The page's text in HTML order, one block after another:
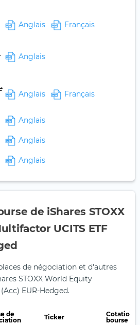
Anglais Français
Anglais
Anglais Français
Anglais
Anglais
Anglais
de iShares STOXX
UCITS ETF
de négociation et d'autres
STOXX World Equity
EUR-Hedged.
de
Ticker
Cotation
bourse